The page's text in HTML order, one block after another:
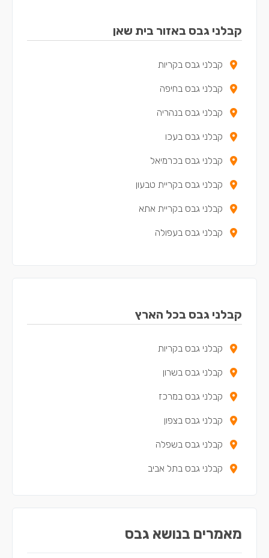
קבלני גבס באזור בית שאן
קבלני גבס בקריות
קבלני גבס בחיפה
קבלני גבס בנהריה
קבלני גבס בעכו
קבלני גבס בכרמיאל
קבלני גבס בקריית טבעון
קבלני גבס בקריית אתא
קבלני גבס בעפולה
קבלני גבס בקריית ים
קבלני גבס בנשר
קבלני גבס במעלות-תרשיחא
קבלני גבס ביקנעם עילית
קבלני גבס בטירת כרמל
קבלני גבס בנצרת
קבלני גבס בקריית חיים
קבלני גבס בשפרעם
קבלני גבס בסח'נין
קבלני גבס בכל הארץ
קבלני גבס בקריות
קבלני גבס בשרון
קבלני גבס במרכז
קבלני גבס בצפון
קבלני גבס בשפלה
קבלני גבס בתל אביב
מאמרים בנושא גבס